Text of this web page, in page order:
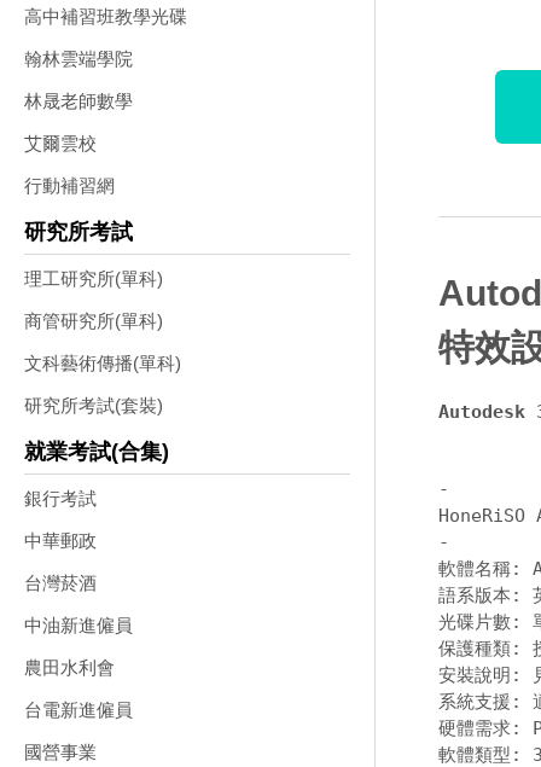
高中補習班教學光碟
翰林雲端學院
林晟老師數學
艾爾雲校
行動補習網
研究所考試
理工研究所(單科)
商管研究所(單科)
文科藝術傳播(單科)
研究所考試(套裝)
就業考試(合集)
銀行考試
中華郵政
台灣菸酒
中油新進僱員
農田水利會
台電新進僱員
國營事業
特效
Autodesk
-
-
軟體名稱:
語系版本:
光碟片數:
保護種類:
安裝說明:
系統支援:
硬體需求:
軟體類型: